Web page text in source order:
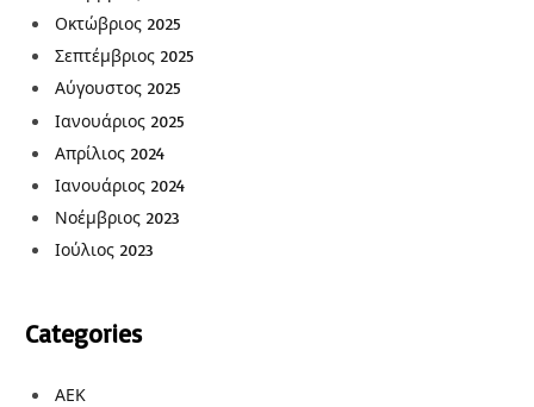
Οκτώβριος 2025
Σεπτέμβριος 2025
Αύγουστος 2025
Ιανουάριος 2025
Απρίλιος 2024
Ιανουάριος 2024
Νοέμβριος 2023
Ιούλιος 2023
Categories
ΑΕΚ